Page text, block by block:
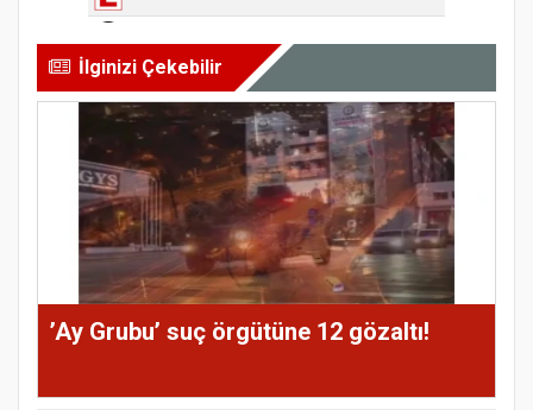
İlginizi Çekebilir
’Ay Grubu’ suç örgütüne 12 gözaltı!